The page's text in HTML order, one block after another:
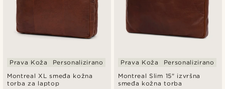
Montreal XL smeđa kožna
torba za laptop
Prava Koža Personalizirano
Montreal Slim 15" izvršna
smeđa kožna torba
Prava Koža Personalizirano